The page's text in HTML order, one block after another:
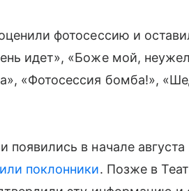
фотосессию и
идет», «Боже мой,
«Фотосессия бомба!»,
в начале августа
поклонники. Позже в